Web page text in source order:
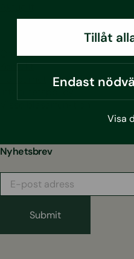
Tillåt
Endast
Visa
Om oss
Kontakt
Nyhetsbrev
post